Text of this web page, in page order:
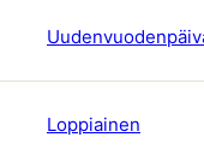
Loppiainen